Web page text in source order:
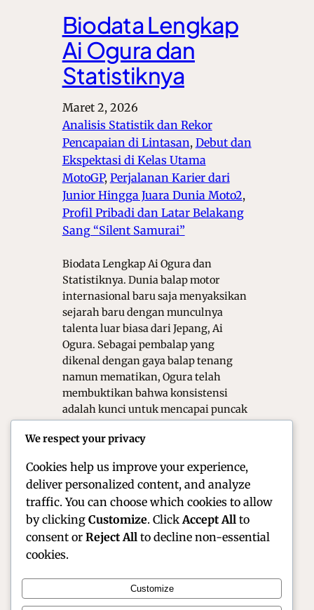
Biodata Lengkap
Ai Ogura dan
Statistiknya
Maret 2, 2026
Analisis Statistik dan Rekor
Pencapaian di Lintasan, Debut dan
Ekspektasi di Kelas Utama
MotoGP, Perjalanan Karier dari
Junior Hingga Juara Dunia Moto2 ,
Profil Pribadi dan Latar Belakang
Sang “Silent Samurai”
Biodata Lengkap Ai Ogura dan
Statistiknya. Dunia balap motor
internasional baru saja menyaksikan
sejarah baru dengan munculnya
talenta luar biasa dari Jepang, Ai
Ogura. Sebagai pembalap yang
dikenal dengan gaya balap tenang
namun mematikan, Ogura telah
membuktikan bahwa konsistensi
adalah kunci untuk mencapai puncak
Prix. Keberhasilannya meraih gelar
We respect your privacy
Cookies help us improve your experience,
deliver personalized content, and analyze
traffic. You can choose which cookies to allow
by clicking Customize. Click Accept All to
consent or Reject All to decline non-essential
cookies.
Customize